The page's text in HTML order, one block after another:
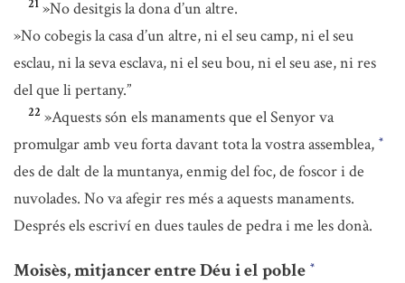
21 »No desitgis la dona d’un altre.
»No cobegis la casa d’un altre, ni el seu camp, ni el seu
esclau, ni la seva esclava, ni el seu bou, ni el seu ase, ni res
del que li pertany.”
22 »Aquests són els manaments que el Senyor va
promulgar amb veu forta davant tota la vostra assemblea, *
des de dalt de la muntanya, enmig del foc, de foscor i de
nuvolades. No va afegir res més a aquests manaments.
Després els escriví en dues taules de pedra i me les donà.
Moisès, mitjancer entre Déu i el poble *